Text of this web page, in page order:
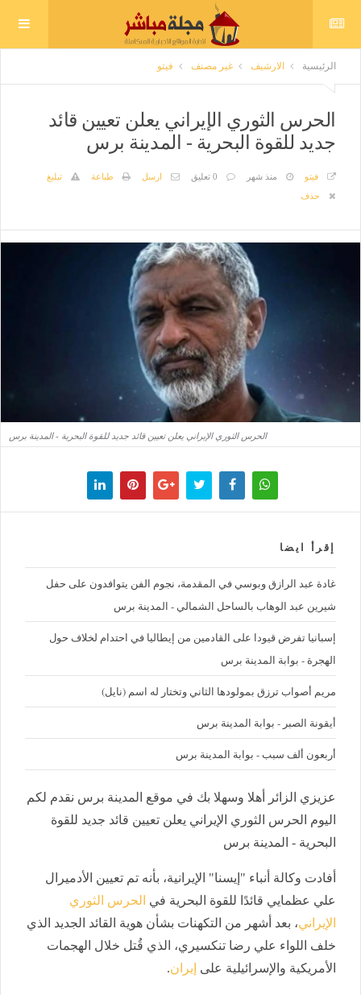
الرئيسية الارشيف غير مصنف فيتو
الحرس الثوري الإيراني يعلن تعيين قائد
جديد للقوة البحرية - المدينة برس
فيتو منذ شهر 0 تعليق ارسل طباعة
تبليغ
حذف
الحرس الثوري الإيراني يعلن تعيين قائد جديد للقوة البحرية - المدينة برس
إقرأ ايضا
غادة عبد الرازق وبوسي في المقدمة، نجوم الفن يتوافدون على حفل
شيرين عبد الوهاب بالساحل الشمالي - المدينة برس
إسبانيا تفرض قيودا على القادمين من إيطاليا في احتدام لخلاف حول
الهجرة - بوابة المدينة برس
مريم أصواب ترزق بمولودها الثاني وتختار له اسم (نايل)
أيقونة الصبر - بوابة المدينة برس
أربعون ألف سبب - بوابة المدينة برس
عزيزي الزائر أهلا وسهلا بك في موقع المدينة برس نقدم لكم
اليوم الحرس الثوري الإيراني يعلن تعيين قائد جديد للقوة
البحرية - المدينة برس
أفادت وكالة أنباء "إيسنا" الإيرانية، بأنه تم تعيين الأدميرال
علي عظمايي قائدًا للقوة البحرية في الحرس الثوري
الإيراني، بعد أشهر من التكهنات بشأن هوية القائد الجديد الذي
خلف اللواء علي رضا تنكسيري، الذي قُتل خلال الهجمات
الأمريكية والإسرائيلية على إيران.